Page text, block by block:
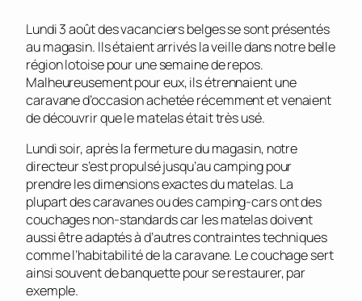
Lundi 3 août des vacanciers belges se sont présentés
au magasin. Ils étaient arrivés la veille dans notre belle
région lotoise pour une semaine de repos.
Malheureusement pour eux, ils étrennaient une
caravane d’occasion achetée récemment et venaient
de découvrir que le matelas était très usé.
Lundi soir, après la fermeture du magasin, notre
directeur s’est propulsé jusqu’au camping pour
prendre les dimensions exactes du matelas. La
plupart des caravanes ou des camping-cars ont des
couchages non-standards car les matelas doivent
aussi être adaptés à d’autres contraintes techniques
comme l’habitabilité de la caravane. Le couchage sert
ainsi souvent de banquette pour se restaurer, par
exemple.